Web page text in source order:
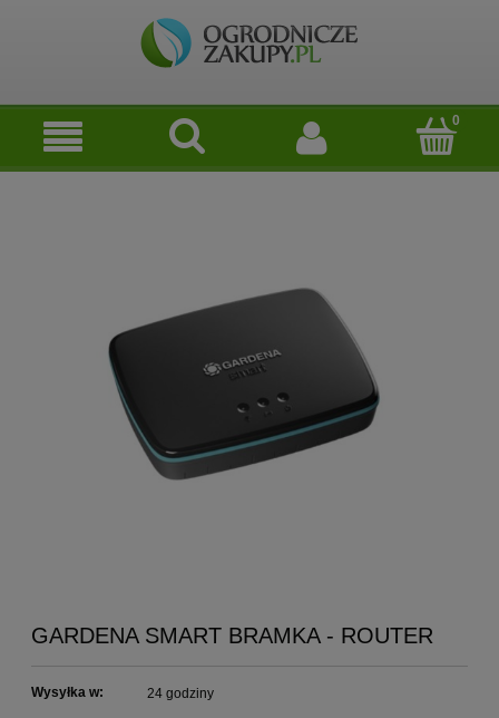
GARDENA SMART BRAMKA - ROUTER
Wysyłka w: 24 godziny